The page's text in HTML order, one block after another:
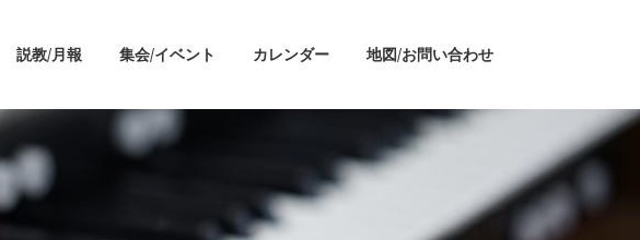
説教/月報 集会/イベント カレンダー 地図/お問い合わせ